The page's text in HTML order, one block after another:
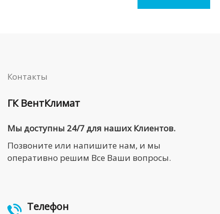
Контакты
ГК ВентКлимат
Мы доступны 24/7 для наших Клиентов.
Позвоните или напишите нам, и мы
оперативно решим Все Ваши вопросы.
Телефон